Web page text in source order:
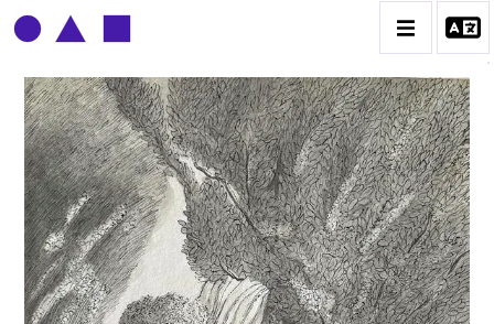
CLAUDE GROBÉTY
BIOGRAPHIE
CATALOGUE DES OEUVRES